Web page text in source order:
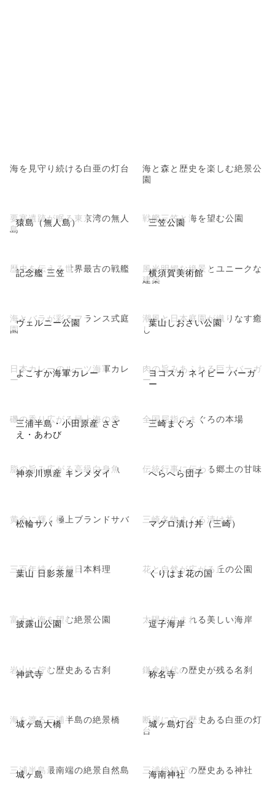
海を見守り続ける白亜の灯台
海と森と歴史を楽しむ絶景公
園
猿島（無人島）
要塞遺跡が眠る東京湾の無人
島
三笠公園
戦艦三笠と海を望む公園
記念艦 三笠
歴史を伝える世界最古の戦艦 横須賀美術館
風光明媚な絶景とユニークな
建築
ヴェルニー公園
海とバラが彩るフランス式庭
園
葉山しおさい公園
潮風と日本庭園が織りなす癒
し
よこすか海軍カレー
日本カレーのルーツ海軍カレ
ー
ヨコスカ ネイビー バーガ
ー
肉の旨みあふれる巨大バーガ
ー
三浦半島・小田原産 さざ
え・あわび
磯の香り広がる極上海の幸 三崎まぐろ
全国屈指のまぐろの本場
神奈川県産 キンメダイ
脂の旨み広がる高級白身魚 へらへら団子
伝統行事に伝わる郷土の甘味
松輪サバ
黄金に輝く極上ブランドサバ マグロ漬け丼（三崎）
三崎名物まぐろ漬け丼
葉山 日影茶屋
三百年続く老舗日本料理 くりはま花の国
花と自然が広がる丘の公園
披露山公園
富士と海を望む絶景公園 逗子海岸
太陽が生まれる美しい海岸
神武寺
岩山に佇む歴史ある古刹 称名寺
鎌倉時代の歴史が残る名刹
城ヶ島大橋
海を渡る三浦半島の絶景橋 城ヶ島灯台
断崖に立つ歴史ある白亜の灯
台
城ヶ島
三浦半島最南端の絶景自然島 海南神社
三浦総鎮守の歴史ある神社